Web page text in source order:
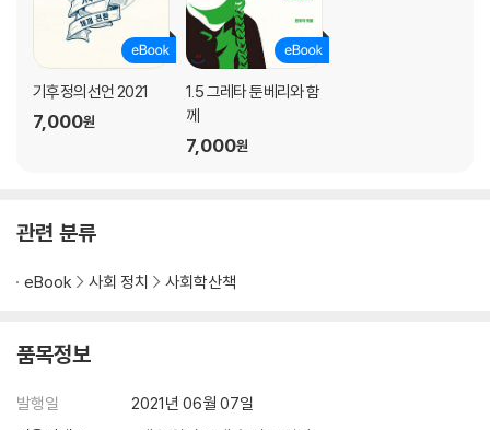
[그림 1] WRI-CSE 논쟁을 야기한 두 보고서
[그림 2] 세계 에너지 소비 현황 : 1800~2019년
[그림 3] EROEI 절벽
[그림 4] 주요 국가의 이산화탄소 누적 배출량
[그림 5] 주요 국가의 1인당 CO2 배출량 (2015년도)
[그림 6] 전 세계 탄소 배출량 불평등
성을 위한 수준
기후정의선언 2021
7,000원
1.5 그레타 툰베리와 함
께
7,000원
관련 분류
eBook 사회 정치 사회학산책
품목정보
발행일
2021년 06월 07일